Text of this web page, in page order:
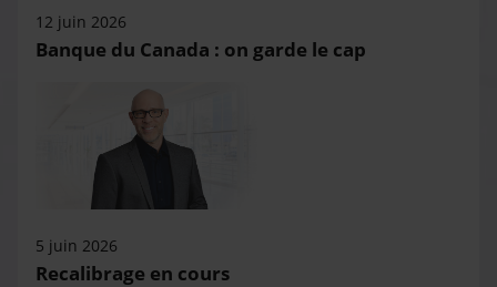
12 juin 2026
Banque du Canada : on garde le cap
5 juin 2026
Recalibrage en cours